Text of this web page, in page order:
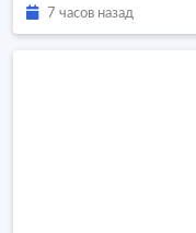
7 часов назад